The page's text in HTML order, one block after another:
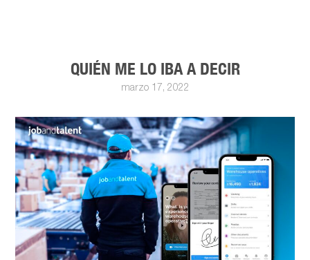
QUIÉN ME LO IBA A DECIR
marzo 17, 2022